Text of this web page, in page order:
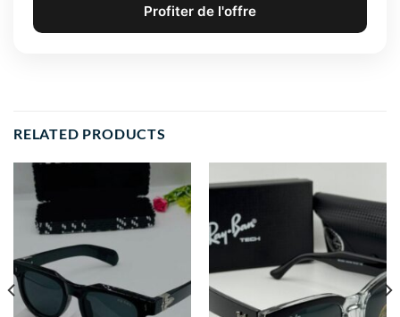
Profiter de l'offre
RELATED PRODUCTS